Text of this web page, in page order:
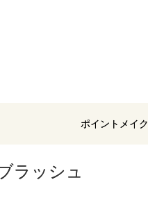
ポイントメイク
ラッシュ